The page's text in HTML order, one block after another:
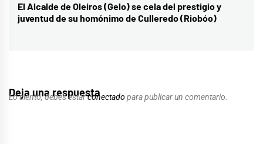
Entrada
siguiente:
El Alcalde de Oleiros (Gelo) se cela del prestigio y
juventud de su homónimo de Culleredo (Riobóo)
Deja una respuesta
Lo siento, debes estarconectado para publicar un comentario.